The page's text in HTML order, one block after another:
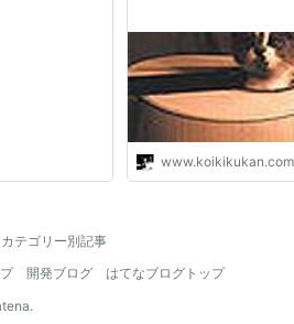
www.koikikukan.com
カテゴリー別記事
開発ブログ
はてなブログトップ